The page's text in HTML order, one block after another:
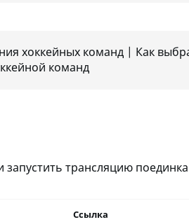
хоккейных команд | Как
команд
трансляцию
Ссылка